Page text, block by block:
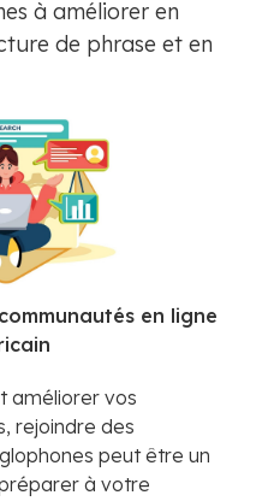
à améliorer en
de phrase et en
en ligne
améliorer vos
rejoindre des
peut être un
à votre